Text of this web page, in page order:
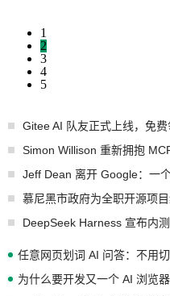
1
2
3
4
5
Gitee AI 队友正式上线，免
Simon Willison 重新拥抱
Jeff Dean 离开 Google：一
慕尼黑市政府为全职开源项
任意网页划词 AI 问答：不用
为什么要开发又一个 AI 浏览